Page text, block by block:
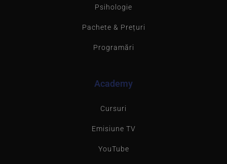
Psihologie
Pachete & Prețuri
Programări
Academy
Cursuri
Emisiune TV
YouTube